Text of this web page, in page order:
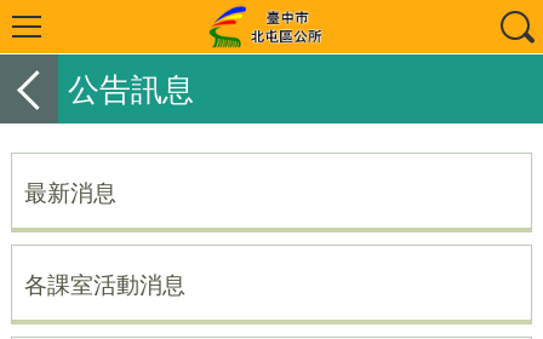
公告訊息
最新消息
各課室活動消息